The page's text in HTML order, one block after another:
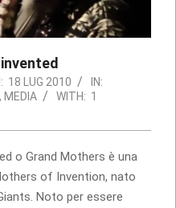
18 LUG 2010
IN:
, MEDIA WITH: 1
o Grand Mothers è una
of Invention, nato
Noto per essere